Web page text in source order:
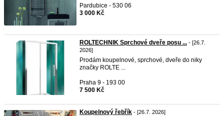
Pardubice - 530 06
3 000 Kč
ROLTECHNIK Sprchové dveře posu ... - [26.7.
2026]
Prodám koupelnové, sprchové, dveře do niky
značky ROLTE ...
Praha 9 - 193 00
7 500 Kč
Koupelnový řebřík - [26.7. 2026]